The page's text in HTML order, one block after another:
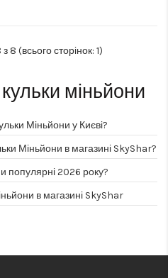
8 (всього сторінок: 1)
міньйони
Міньйони у Києві?
Міньйони в магазині SkyShar?
популярні 2026 року?
в магазині SkyShar